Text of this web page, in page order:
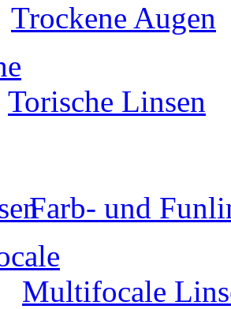
Trockene Augen
Torische Linsen
Farb- und
Multifocale